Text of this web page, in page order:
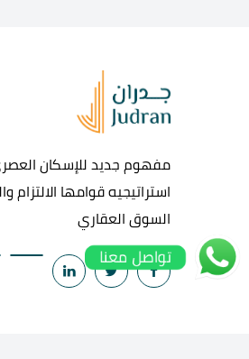
مفهوم جديد للإسكان
استراتيجيه قوامها
السوق العقاري
تواصل معنا